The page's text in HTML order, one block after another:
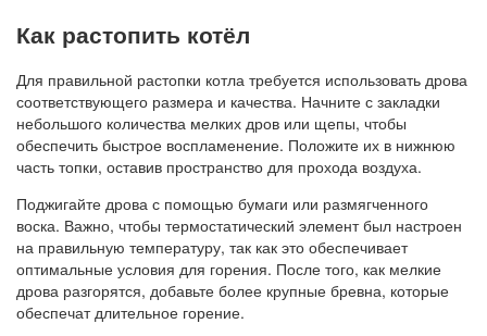
Как растопить котёл
Для правильной растопки котла требуется использовать дрова
соответствующего размера и качества. Начните с закладки
небольшого количества мелких дров или щепы, чтобы
обеспечить быстрое воспламенение. Положите их в нижнюю
часть топки, оставив пространство для прохода воздуха.
Поджигайте дрова с помощью бумаги или размягченного
воска. Важно, чтобы термостатический элемент был настроен
на правильную температуру, так как это обеспечивает
оптимальные условия для горения. После того, как мелкие
дрова разгорятся, добавьте более крупные бревна, которые
обеспечат длительное горение.